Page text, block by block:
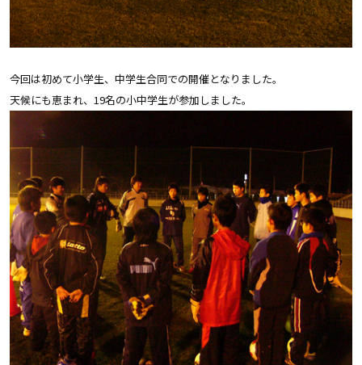
今回は初めて小学生、中学生合同での開催となりました。
天候にも恵まれ、19名の小中学生が参加しました。